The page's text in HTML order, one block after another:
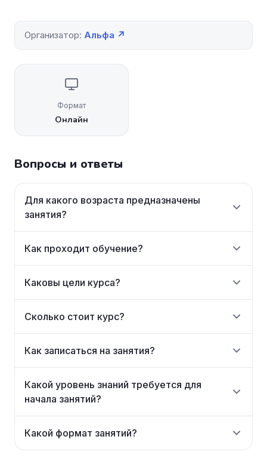
Организатор: Альфа ↗
Формат
Онлайн
Вопросы и ответы
Для какого возраста предназначены
занятия?
Как проходит обучение?
Каковы цели курса?
Сколько стоит курс?
Как записаться на занятия?
Какой уровень знаний требуется для
начала занятий?
Какой формат занятий?